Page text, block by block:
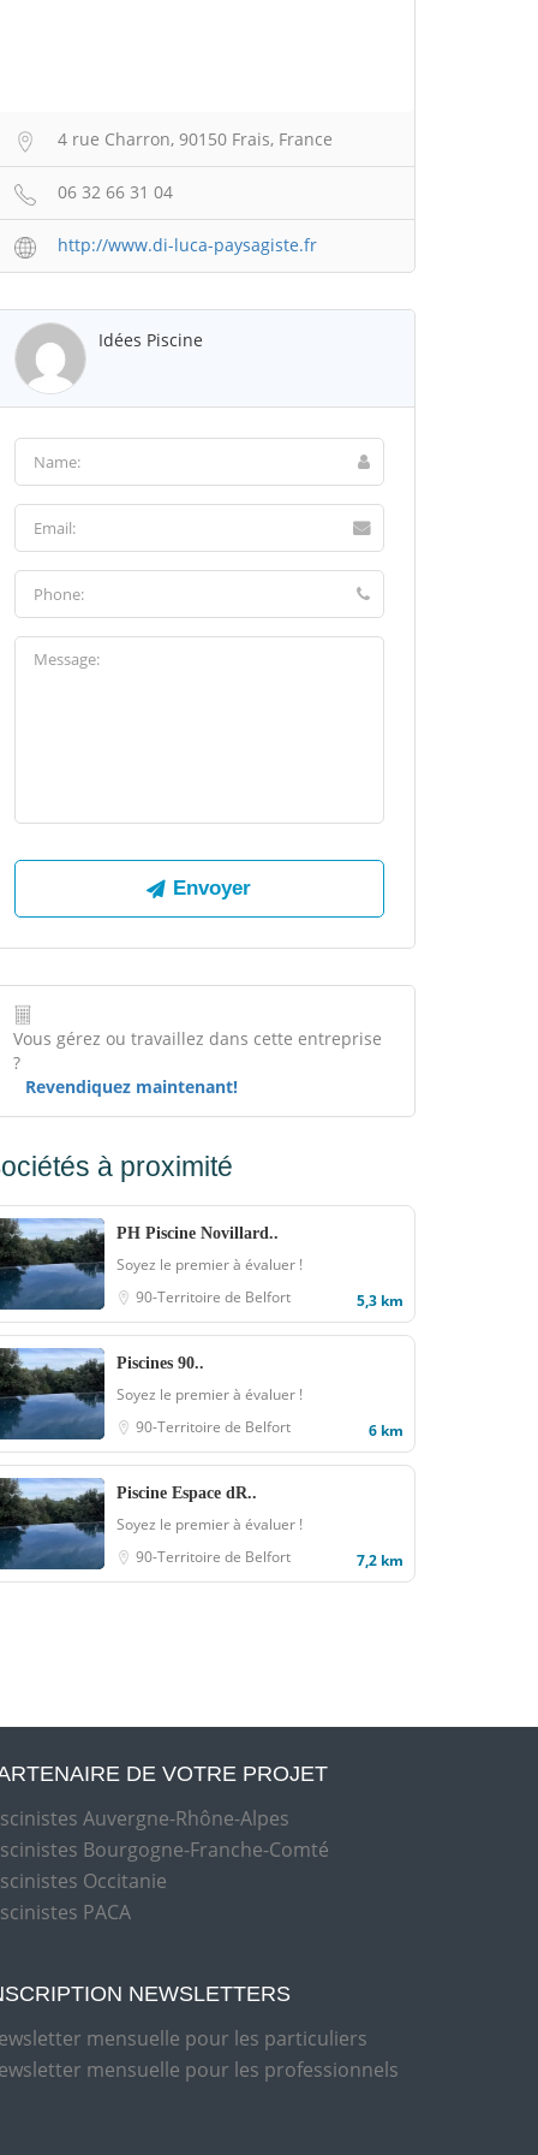
4 rue Charron, 90150 Frais, France
06 32 66 31 04
http://www.di-luca-paysagiste.fr
Idées Piscine
Vous gérez ou travaillez dans cette entreprise
?
Revendiquez maintenant!
à proximité
PH Piscine Novillard..
Soyez le premier à évaluer !
90-Territoire de Belfort
5,3 km
Piscines 90..
Soyez le premier à évaluer !
90-Territoire de Belfort
6 km
Piscine Espace dR..
Soyez le premier à évaluer !
90-Territoire de Belfort
7,2 km
DE VOTRE PROJET
Auvergne-Rhône-Alpes
Bourgogne-Franche-Comté
Occitanie
PACA
NEWSLETTERS
mensuelle pour les particuliers
mensuelle pour les professionnels